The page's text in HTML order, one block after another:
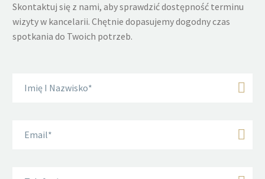
Skontaktuj się z nami, aby sprawdzić dostępność terminu
wizyty w kancelarii. Chętnie dopasujemy dogodny czas
spotkania do Twoich potrzeb.